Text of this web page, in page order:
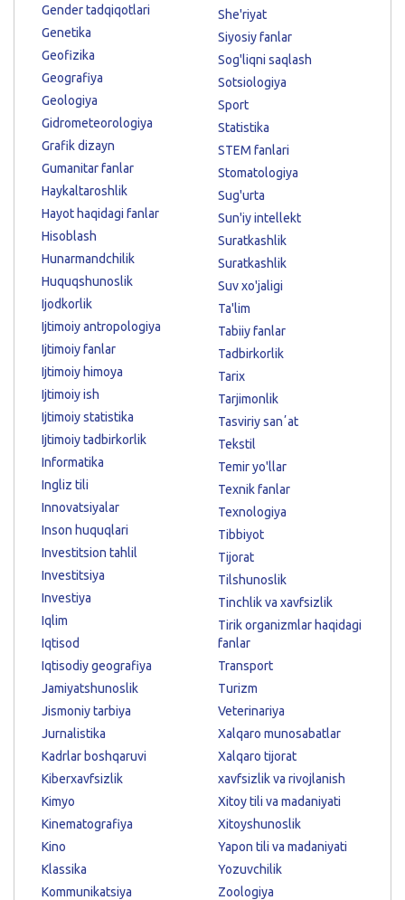
Gender tadqiqotlari
Genetika
Geofizika
Geografiya
Geologiya
Gidrometeorologiya
Grafik dizayn
Gumanitar fanlar
Haykaltaroshlik
Hayot haqidagi fanlar
Hisoblash
Hunarmandchilik
Huquqshunoslik
Ijodkorlik
Ijtimoiy antropologiya
Ijtimoiy fanlar
Ijtimoiy himoya
Ijtimoiy ish
Ijtimoiy statistika
Ijtimoiy tadbirkorlik
Informatika
Ingliz tili
Innovatsiyalar
Inson huquqlari
Investitsion tahlil
Investitsiya
Investiya
Iqlim
Iqtisod
Iqtisodiy geografiya
Jamiyatshunoslik
Jismoniy tarbiya
Jurnalistika
Kadrlar boshqaruvi
Kiberxavfsizlik
Kimyo
Kinematografiya
Kino
Klassika
Kommunikatsiya
She'riyat
Siyosiy fanlar
Sog'liqni saqlash
Sotsiologiya
Sport
Statistika
STEM fanlari
Stomatologiya
Sug'urta
Sun'iy intellekt
Suratkashlik
Suratkashlik
Suv xo'jaligi
Ta'lim
Tabiiy fanlar
Tadbirkorlik
Tarix
Tarjimonlik
Tasviriy sanʼat
Tekstil
Temir yo'llar
Texnik fanlar
Texnologiya
Tibbiyot
Tijorat
Tilshunoslik
Tinchlik va xavfsizlik
Tirik organizmlar haqidagi
fanlar
Transport
Turizm
Veterinariya
Xalqaro munosabatlar
Xalqaro tijorat
xavfsizlik va rivojlanish
Xitoy tili va madaniyati
Xitoyshunoslik
Yapon tili va madaniyati
Yozuvchilik
Zoologiya